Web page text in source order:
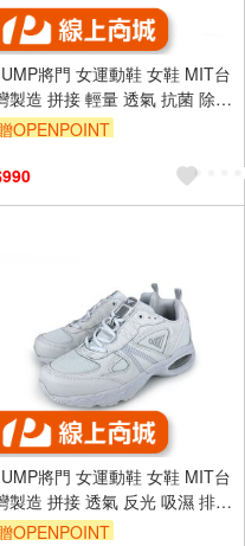
將門 女運動鞋 女鞋 MIT台
製造 拼接 輕量 透氣 抗菌 除臭
衝 緩震 氣墊 耐用 耐磨 抓地
OPENPOINT
將門 女運動鞋 女鞋 MIT台
製造 拼接 透氣 反光 吸濕 排汗
菌 除臭 輕量 氣墊 耐磨 抓地
OPENPOINT